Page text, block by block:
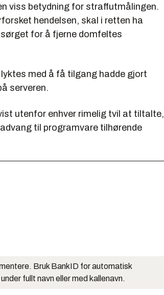
viss betydning for straffutmålingen.
hendelsen, skal i retten ha
for å fjerne domfeltes
med å få tilgang hadde gjort
serveren.
utenfor enhver rimelig tvil at tiltalte,
til programvare tilhørende
Bruk BankID for automatisk
fullt navn eller med kallenavn.